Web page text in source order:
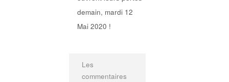
demain, mardi 12
Mai 2020 !
Les
commentaires